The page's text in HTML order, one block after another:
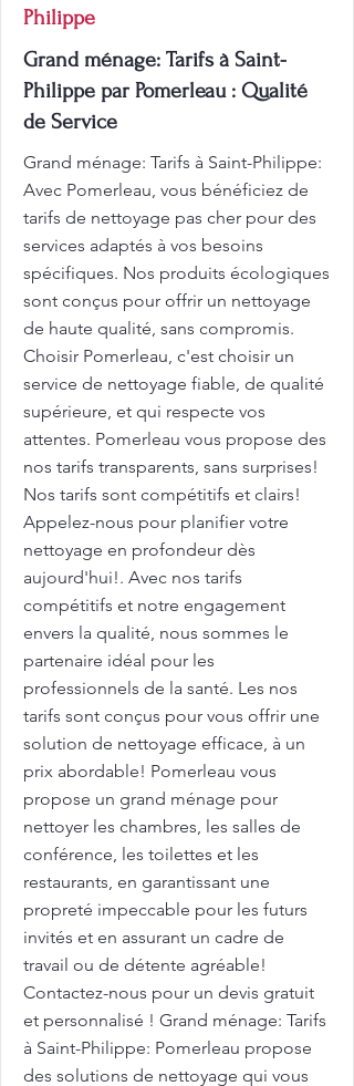
Philippe
Grand ménage: Tarifs à Saint-
Philippe par Pomerleau : Qualité
de Service
Grand ménage: Tarifs à Saint-Philippe:
Avec Pomerleau, vous bénéficiez de
tarifs de nettoyage pas cher pour des
services adaptés à vos besoins
spécifiques. Nos produits écologiques
sont conçus pour offrir un nettoyage
de haute qualité, sans compromis.
Choisir Pomerleau, c'est choisir un
service de nettoyage fiable, de qualité
supérieure, et qui respecte vos
attentes. Pomerleau vous propose des
nos tarifs transparents, sans surprises!
Nos tarifs sont compétitifs et clairs!
Appelez-nous pour planifier votre
nettoyage en profondeur dès
aujourd'hui!. Avec nos tarifs
compétitifs et notre engagement
envers la qualité, nous sommes le
partenaire idéal pour les
professionnels de la santé. Les nos
tarifs sont conçus pour vous offrir une
solution de nettoyage efficace, à un
prix abordable! Pomerleau vous
propose un grand ménage pour
nettoyer les chambres, les salles de
conférence, les toilettes et les
restaurants, en garantissant une
propreté impeccable pour les futurs
invités et en assurant un cadre de
travail ou de détente agréable!
Contactez-nous pour un devis gratuit
et personnalisé ! Grand ménage: Tarifs
à Saint-Philippe: Pomerleau propose
des solutions de nettoyage qui vous